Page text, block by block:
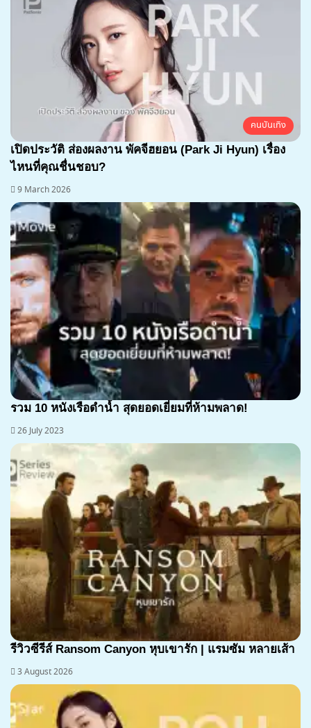
คนบันเทิง
เปิดประวัติ ส่องผลงาน พัคจีฮยอน (Park Ji Hyun) เรื่อง
ไหนที่คุณชื่นชอบ?
9 March 2026
รวม 10 หนังเรือดำน้ำ สุดยอดเยี่ยมที่ห้ามพลาด!
26 July 2023
7.1
รีวิวซีรีส์ Ransom Canyon หุบเขารัก | แรมซัม หลายเส้า
3 August 2026